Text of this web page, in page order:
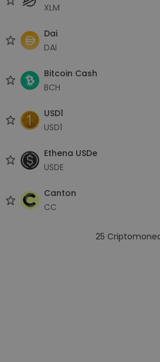
XLM
Dai
DAI
Bitcoin Cash
BCH
USD1
USD1
Ethena USDe
USDE
Canton
CC
25